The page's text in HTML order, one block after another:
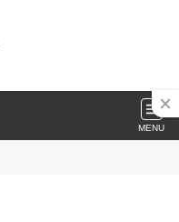
MENU